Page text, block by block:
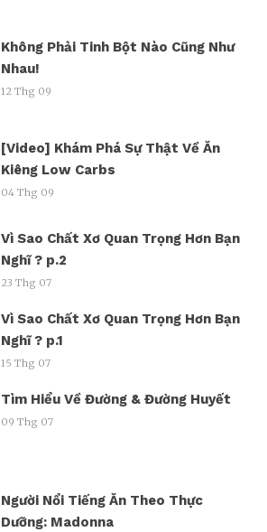
Không Phải Tinh Bột Nào Cũng Như
Nhau!
12 Thg 09
[Video] Khám Phá Sự Thật Về Ăn
Kiêng Low Carbs
04 Thg 09
Vì Sao Chất Xơ Quan Trọng Hơn Bạn
Nghĩ ? p.2
23 Thg 07
Vì Sao Chất Xơ Quan Trọng Hơn Bạn
Nghĩ ? p.1
15 Thg 07
Tìm Hiểu Về Đường & Đường Huyết
09 Thg 07
Người Nổi Tiếng Ăn Theo Thực
Dưỡng: Madonna